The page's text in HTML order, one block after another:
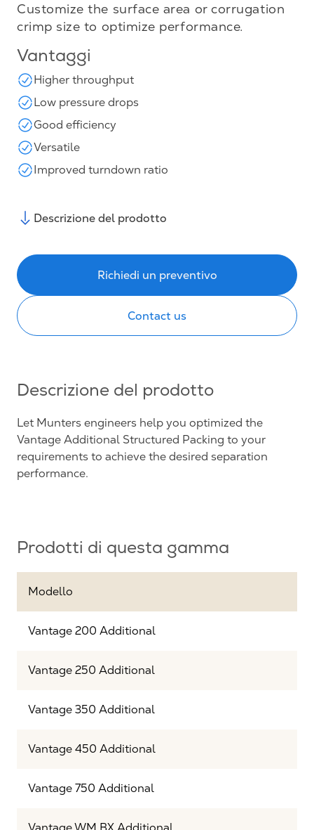
Customize the surface area or corrugation
crimp size to optimize performance.
Vantaggi
Higher throughput
Low pressure drops
Good efficiency
Versatile
Improved turndown ratio
Descrizione del prodotto
Richiedi un preventivo
Contact us
Descrizione del prodotto
Let Munters engineers help you optimized the
Vantage Additional Structured Packing to your
requirements to achieve the desired separation
performance.
Prodotti di questa gamma
Modello
Vantage 200 Additional
Vantage 250 Additional
Vantage 350 Additional
Vantage 450 Additional
Vantage 750 Additional